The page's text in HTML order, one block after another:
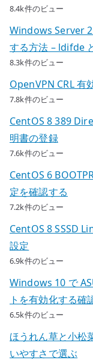
8.4k件のビュー
Windows Server
する方法 – ldifde
8.3k件のビュー
OpenVPN CRL 有
7.8k件のビュー
CentOS 8 389
明書の登録
7.6k件のビュー
CentOS 6
定を確認する
7.2k件のビュー
CentOS 8 SSSD
設定
6.9k件のビュー
Windows 10 で
トを有効化する確
6.5k件のビュー
ほうれん草と小松
いやすさで選ぶ